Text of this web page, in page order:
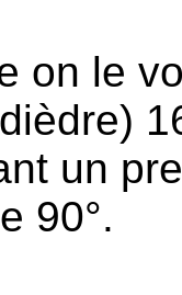
on le
un
90°.